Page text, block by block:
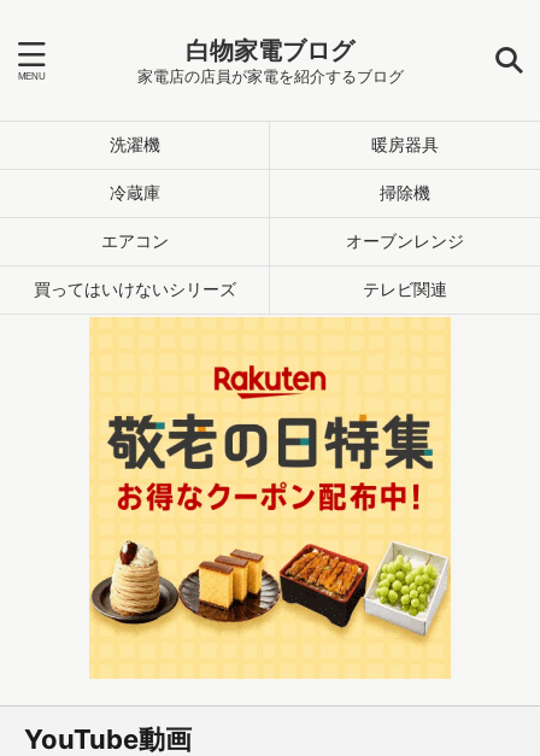
白物家電ブログ
家電店の店員が家電を紹介するブログ
洗濯機 暖房器具
冷蔵庫 掃除機
エアコン オーブンレンジ
買ってはいけないシリーズ テレビ関連
YouTube動画